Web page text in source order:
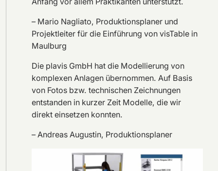
– Mario Nagliato, Produktionsplaner und
Projektleiter für die Einführung von visTable in
Maulburg
Die plavis GmbH hat die Modellierung von
komplexen Anlagen übernommen. Auf Basis
von Fotos bzw. technischen Zeichnungen
entstanden in kurzer Zeit Modelle, die wir
direkt einsetzen konnten.
– Andreas Augustin, Produktionsplaner